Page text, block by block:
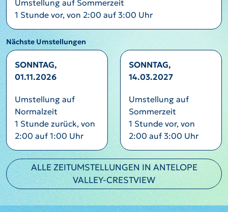
Umstellung auf Sommerzeit
1 Stunde vor, von 2:00 auf 3:00 Uhr
Nächste Umstellungen
SONNTAG,
01.11.2026
Umstellung auf
Normalzeit
1 Stunde zurück, von
2:00 auf 1:00 Uhr
SONNTAG,
14.03.2027
Umstellung auf
Sommerzeit
1 Stunde vor, von
2:00 auf 3:00 Uhr
ALLE ZEITUMSTELLUNGEN IN ANTELOPE
VALLEY-CRESTVIEW